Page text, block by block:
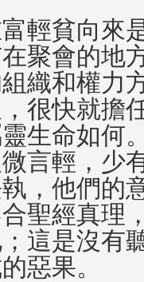
輕貧向來
聚會的地
織和權力
很快就擔
生命如何
微言輕，少
，他們的
聖經真理
這是沒有
惡果。